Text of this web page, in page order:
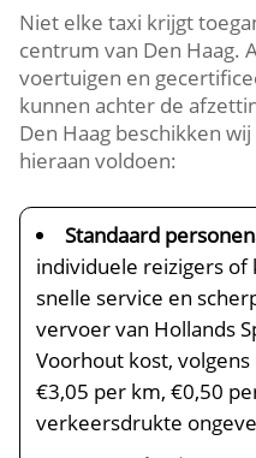
Niet elke taxi krijgt
centrum van Den Haag.
voertuigen en
kunnen achter de
Den Haag beschikken
hieraan voldoen:
Standaard
individuele reizigers of
snelle service en
vervoer van Hollands
Voorhout kost,
€3,05 per km, €0,50
verkeersdrukte